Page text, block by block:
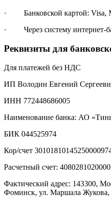
· Банковской картой: Visa,
· Через систему
Реквизиты для
Для платежей без НДС
ИП Володин Евгений
ИНН 772448686005
Наименование банка: АО
БИК 044525974
Кор/счет
Расчетный счет:
Фактический адрес: 143300,
Фоминск, ул. Маршала Жукова,